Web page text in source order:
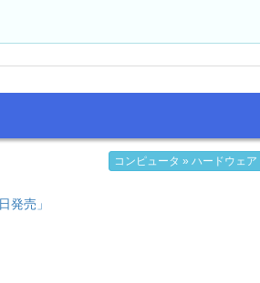
コンピュータ » ハードウェア
発売」